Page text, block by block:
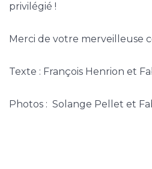
privilégié !
Merci de votre merveilleuse
Texte : François Henrion et
Photos : Solange Pellet et